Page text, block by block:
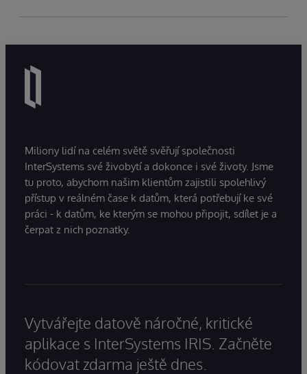
Miliony lidí na celém světě svěřují společnosti
InterSystems své živobytí a dokonce i své životy. Jsme
tu proto, abychom našim klientům zajistili spolehlivý
přístup v reálném čase k datům, která potřebují ke své
práci - k datům, ke kterým se mohou připojit, sdílet je a
čerpat z nich poznatky.
Vytvářejte datově náročné, kritické
aplikace s InterSystems IRIS. Začněte
kódovat zdarma ještě dnes.